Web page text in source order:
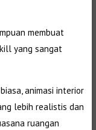
membuat
yang sangat
animasi interior
lebih realistis dan
ruangan